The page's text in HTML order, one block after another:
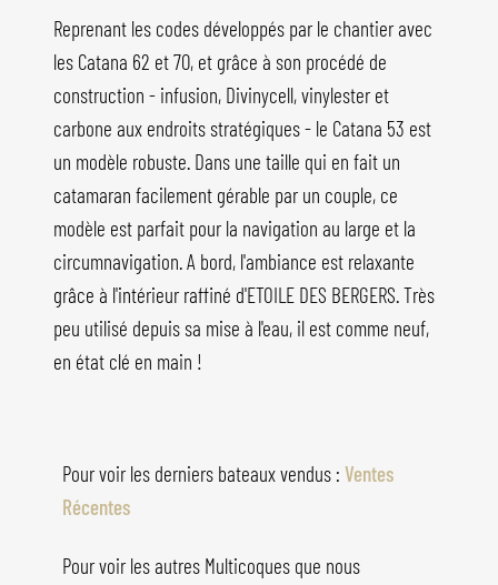
Reprenant les codes développés par le chantier avec
les Catana 62 et 70, et grâce à son procédé de
construction - infusion, Divinycell, vinylester et
carbone aux endroits stratégiques - le Catana 53 est
un modèle robuste. Dans une taille qui en fait un
catamaran facilement gérable par un couple, ce
modèle est parfait pour la navigation au large et la
circumnavigation. A bord, l'ambiance est relaxante
grâce à l'intérieur raffiné d'ETOILE DES BERGERS. Très
peu utilisé depuis sa mise à l'eau, il est comme neuf,
en état clé en main !
Pour voir les derniers bateaux vendus : Ventes
Récentes
Pour voir les autres Multicoques que nous